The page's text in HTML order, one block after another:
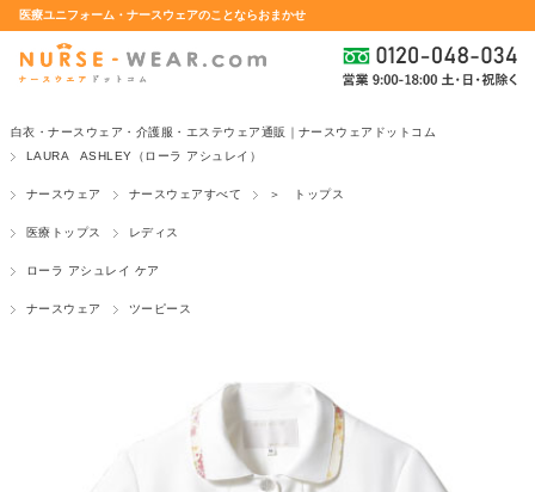
医療ユニフォーム・ナースウェアのことならおまかせ
白衣・ナースウェア・介護服・エステウェア通販｜ナースウェアドットコム
LAURA ASHLEY（ローラ アシュレイ）
ナースウェア ナースウェアすべて ＞ トップス
医療トップス レディス
ローラ アシュレイ ケア
ナースウェア ツーピース